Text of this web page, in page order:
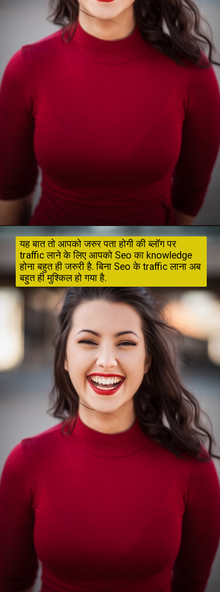
यह बात तो आपको जरुर पता होगी की ब्लॉग पर
traffic लाने के लिए आपको Seo का knowledge
होना बहुत ही जरुरी है. बिना Seo के traffic लाना अब
बहुत ही मुश्किल हो गया है.